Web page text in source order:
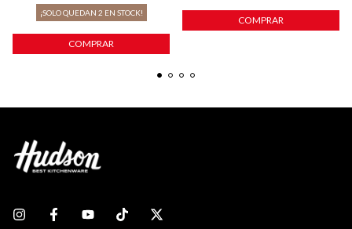
¡SOLO QUEDAN 2 EN STOCK!
COMPRAR
COMPRAR